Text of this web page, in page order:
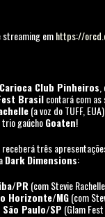
streaming emhttps://
Carioca Club Pinheiros
Brasilcontará com
(a voz do TUFF,
trio gaúchoGoaten!
três
Dark Dimensions:
PR (com Stevie
Horizonte/MG(com
Paulo/SP (Glam